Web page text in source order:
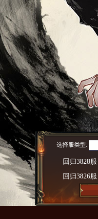
选择服类型:
回归3828服
回归3826服